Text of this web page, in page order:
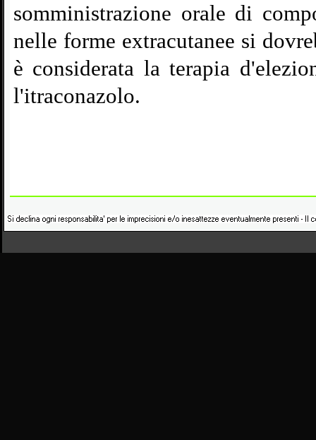
somministrazione orale di
nelle forme extracutanee si
è considerata la terapia
l'itraconazolo.